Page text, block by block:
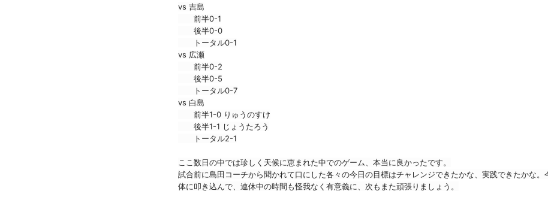
vs 吉島
前半0-1
後半0-0
トータル0-1
vs 広瀬
前半0-2
後半0-5
トータル0-7
vs 白島
前半1-0 りゅうのすけ
後半1-1 じょうたろう
トータル2-1
ここ数日の中では珍しく天候に恵まれた中でのゲーム、本当に良かったです。
試合前に島田コーチから聞かれて口にした各々の今日の目標はチャレンジできたかな、実践できたかな。
体に叩き込んで、連休中の時間も怪我なく有意義に、次もまた頑張りましょう。